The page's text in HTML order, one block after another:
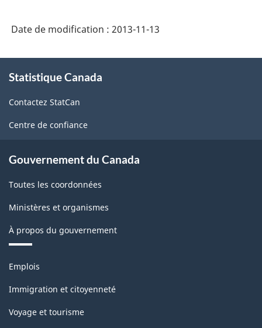
2013-
-
Révisions
et
Date de modification : 2013-11-13
propos
ce
site
Statistique Canada
Contactez StatCan
Centre de confiance
Gouvernement du Canada
Toutes les coordonnées
Ministères et organismes
À propos du gouvernement
Thèmes
sujets
Emplois
Immigration et citoyenneté
Voyage et tourisme